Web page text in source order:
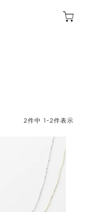
2件中 1 -2件表示